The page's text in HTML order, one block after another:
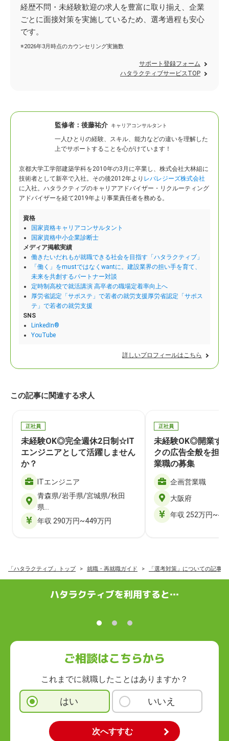
経歴不問・未経験歓迎の求人を豊富に取り揃え、企業
ごとに面接対策を実施しているため、選考過程も安心
です。
※2026年3月時点のカウンセリング実施数
サポート登録フォーム
ハタラクティブサービスTOP
監修者： 後藤祐介 キャリアコンサルタント
一人ひとりの経験、スキル、能力などの違いを理解した
上でサポートすることを心がけています！
京都大学工学部建築学科を2010年の3月に卒業し、株式会社大林組に
技術者として新卒で入社。 その後2012年より レバレジーズ株式会社
に入社。ハタラクティブのキャリアアドバイザー・リクルーティング
アドバイザーを経て2019年より事業責任者を務める。
資格
国家資格キャリアコンサルタント
国家資格中小企業診断士
メディア掲載実績
働きたいだれもが就職できる社会を目指す「ハタラクティブ」
「働く」をmustではなくwantに。建設業界の担い手を育て、
未来を共創するパートナー対談
定時制高校で就活講演 高卒者の職場定着率向上へ
厚労省認定「サポステ」で若者の就労支援厚労省認定「サポス
テ」で若者の就労支援
SNS
LinkedIn®
YouTube
詳しいプロフィールはこちら
この記事に関連する求人
正社員
未経験OK◎完全週休2日制☆IT
エンジニアとして活躍しません
か？
ITエンジニア
青森県/岩手県/宮城県/秋田
県…
年収 290万円~449万円
正社員
未経験OK◎開業す
クの広告全般を担
業職の募集
企画営業職
大阪府
年収 252万円
「ハタラクティブ」トップ 就職・再就職ガイド 「選考対策」についての記事一
ハタラクティブを利用すると…
ご相談はこちらから
これまでに就職したことはありますか？
はい いいえ